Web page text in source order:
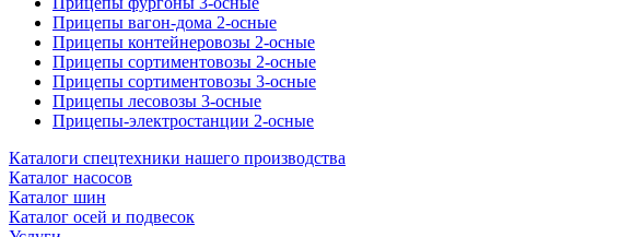
Прицепы вагон-дома 2-осные
Прицепы контейнеровозы 2-осные
Прицепы сортиментовозы 2-осные
Прицепы сортиментовозы 3-осные
Прицепы лесовозы 3-осные
Прицепы-электростанции 2-осные
Каталоги спецтехники нашего производства
Каталог насосов
Каталог шин
Каталог осей и подвесок